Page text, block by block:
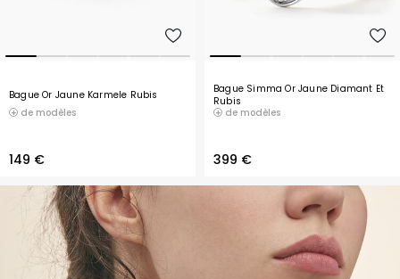
Bague Or Jaune Karmele Rubis
de modèles
149 €
Bague Simma Or Jaune Diamant Et
Rubis
de modèles
399 €